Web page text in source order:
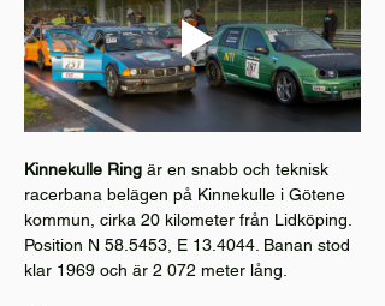
Kinnekulle Ring är en snabb och teknisk
racerbana belägen på Kinnekulle i Götene
kommun, cirka 20 kilometer från Lidköping.
Position N 58.5453, E 13.4044. Banan stod
klar 1969 och är 2 072 meter lång.